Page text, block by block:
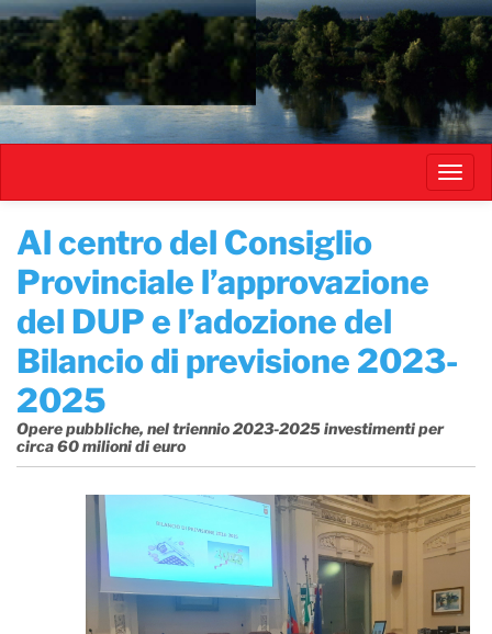
Salta
al
contenuto
principale
​Al centro del Consiglio
Provinciale l’approvazione
del DUP e l’adozione del
Bilancio di previsione 2023-
2025
Opere pubbliche, nel triennio 2023-2025 investimenti per
circa 60 milioni di euro